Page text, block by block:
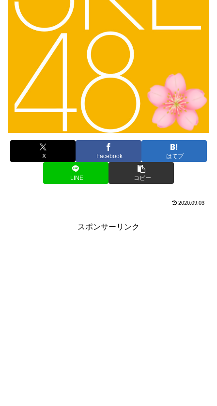
X Facebook はてブ
LINE コピー
2020.09.03
スポンサーリンク